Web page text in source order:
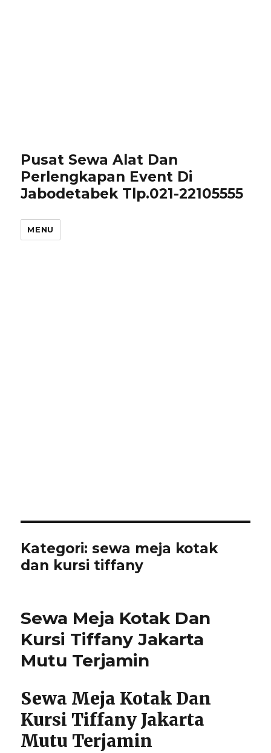
Pusat Sewa Alat Dan
Perlengkapan Event Di
Jabodetabek Tlp.021-22105555
MENU
Kategori:sewa meja kotak
dan kursi tiffany
Sewa Meja Kotak Dan
Kursi Tiffany Jakarta
Mutu Terjamin
Sewa Meja Kotak Dan
Kursi Tiffany Jakarta
Mutu Terjamin